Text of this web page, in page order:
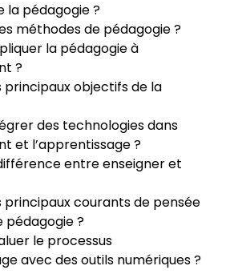
la pédagogie ?
méthodes de pédagogie ?
la pédagogie à
?
principaux objectifs de la
des technologies dans
et l’apprentissage ?
entre enseigner et
principaux courants de pensée
pédagogie ?
le processus
avec des outils numériques ?